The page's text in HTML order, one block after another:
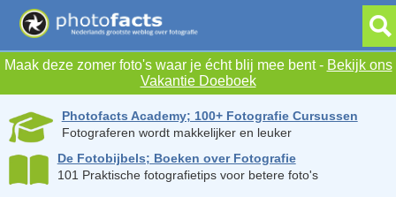
Maak deze zomer foto's waar je écht blij mee bent - Bekijk ons
Vakantie Doeboek
Photofacts Academy; 100+ Fotografie Cursussen
Fotograferen wordt makkelijker en leuker
De Fotobijbels; Boeken over Fotografie
101 Praktische fotografietips voor betere foto's